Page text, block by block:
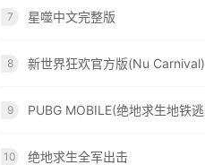
7 星噬中文完整版
8 新世界狂欢官方版(Nu Carnival)
9
10 绝地求生全军出击